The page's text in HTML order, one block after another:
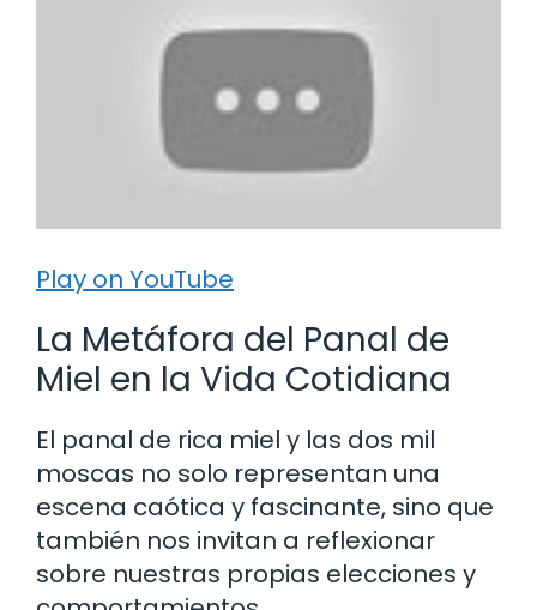
Play on YouTube
La Metáfora del Panal de
Miel en la Vida Cotidiana
El panal de rica miel y las dos mil
moscas no solo representan una
escena caótica y fascinante, sino que
también nos invitan a reflexionar
sobre nuestras propias elecciones y